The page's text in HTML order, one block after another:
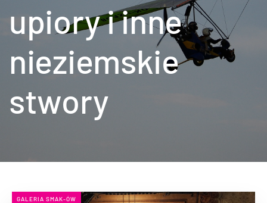
upiory i inne
nieziemskie
stwory
GALERIA SMAK-ÓW